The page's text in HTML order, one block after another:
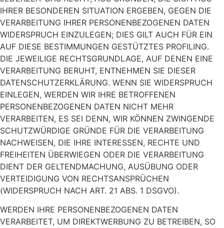
IHRER BESONDEREN SITUATION ERGEBEN, GEGEN DIE
VERARBEITUNG IHRER PERSONENBEZOGENEN DATEN
WIDERSPRUCH EINZULEGEN; DIES GILT AUCH FÜR EIN
AUF DIESE BESTIMMUNGEN GESTÜTZTES PROFILING.
DIE JEWEILIGE RECHTSGRUNDLAGE, AUF DENEN EINE
VERARBEITUNG BERUHT, ENTNEHMEN SIE DIESER
DATENSCHUTZERKLÄRUNG. WENN SIE WIDERSPRUCH
EINLEGEN, WERDEN WIR IHRE BETROFFENEN
PERSONENBEZOGENEN DATEN NICHT MEHR
VERARBEITEN, ES SEI DENN, WIR KÖNNEN ZWINGENDE
SCHUTZWÜRDIGE GRÜNDE FÜR DIE VERARBEITUNG
NACHWEISEN, DIE IHRE INTERESSEN, RECHTE UND
FREIHEITEN ÜBERWIEGEN ODER DIE VERARBEITUNG
DIENT DER GELTENDMACHUNG, AUSÜBUNG ODER
VERTEIDIGUNG VON RECHTSANSPRÜCHEN
(WIDERSPRUCH NACH ART. 21 ABS. 1 DSGVO).
WERDEN IHRE PERSONENBEZOGENEN DATEN
VERARBEITET, UM DIREKTWERBUNG ZU BETREIBEN, SO